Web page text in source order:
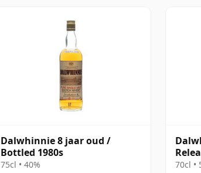
Dalwhinnie 8 jaar oud /
Bottled 1980s
75cl • 40% 70cl •